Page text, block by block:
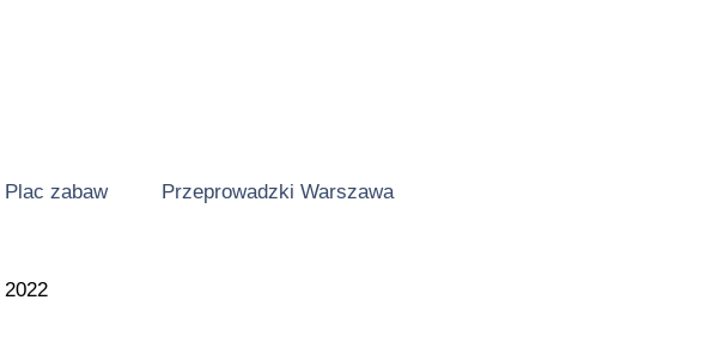
Plac zabaw Przeprowadzki Warszawa
2022